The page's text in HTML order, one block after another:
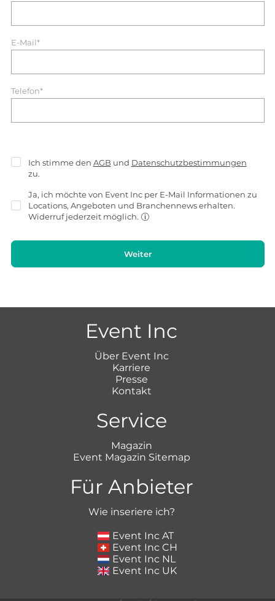
E-Mail*
Telefon*
Ich stimme den AGB und Datenschutzbestimmungen
zu.
Ja, ich möchte von Event Inc per E-Mail Informationen zu
Locations, Angeboten und Branchennews erhalten.
Widerruf jederzeit möglich.
Weiter
Event Inc
Über Event Inc
Karriere
Presse
Kontakt
Service
Magazin
Event Magazin Sitemap
Für Anbieter
Wie inseriere ich?
Event Inc AT
Event Inc CH
Event Inc NL
Event Inc UK